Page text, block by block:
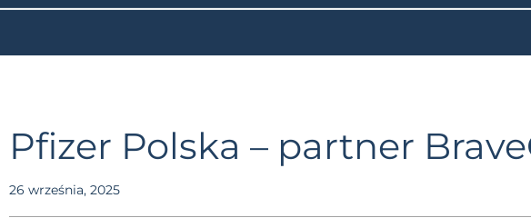
Pfizer Polska – partner
26 września, 2025